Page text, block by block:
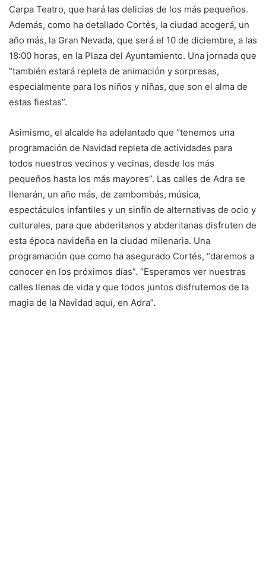
Carpa Teatro, que hará las delicias de los más pequeños.
Además, como ha detallado Cortés, la ciudad acogerá, un
año más, la Gran Nevada, que será el 10 de diciembre, a las
18:00 horas, en la Plaza del Ayuntamiento. Una jornada que
“también estará repleta de animación y sorpresas,
especialmente para los niños y niñas, que son el alma de
estas fiestas”.
Asimismo, el alcalde ha adelantado que “tenemos una
programación de Navidad repleta de actividades para
todos nuestros vecinos y vecinas, desde los más
pequeños hasta los más mayores”. Las calles de Adra se
llenarán, un año más, de zambombás, música,
espectáculos infantiles y un sinfín de alternativas de ocio y
culturales, para que abderitanos y abderitanas disfruten de
esta época navideña en la ciudad milenaria. Una
programación que como ha asegurado Cortés, “daremos a
conocer en los próximos días”. “Esperamos ver nuestras
calles llenas de vida y que todos juntos disfrutemos de la
magia de la Navidad aquí, en Adra”.